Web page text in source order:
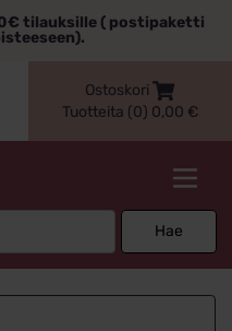
tilauksille ( postipaketti
Ostoskori
Tuotteita (0) 0,00 €
Hae